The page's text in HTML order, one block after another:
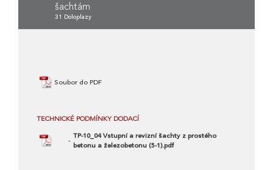
šachtám
31 Doloplazy
Soubor do PDF
TECHNICKÉ PODMÍNKY DODACÍ
TP-10_04 Vstupní a revizní šachty z prostého
betonu a železobetonu (5-1).pdf